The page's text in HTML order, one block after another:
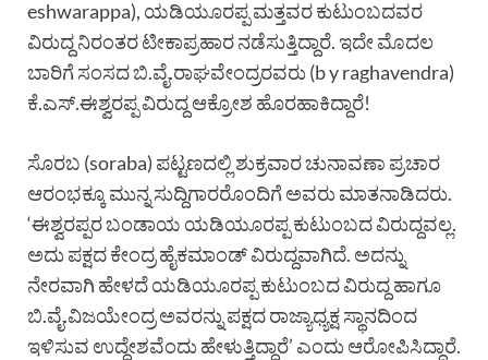
eshwarappa), ಯಡಿಯೂರಪ್ಪ ಮತ್ತವರ ಕುಟುಂಬದವರ
ವಿರುದ್ದ ನಿರಂತರ ಟೀಕಾಪ್ರಹಾರ ನಡೆಸುತ್ತಿದ್ದಾರೆ. ಇದೇ ಮೊದಲ
ಬಾರಿಗೆ ಸಂಸದ ಬಿ.ವೈ.ರಾಘವೇಂದ್ರರವರು (b y raghavendra)
ಕೆ.ಎಸ್.ಈಶ್ವರಪ್ಪ ವಿರುದ್ದ ಆಕ್ರೋಶ ಹೊರಹಾಕಿದ್ದಾರೆ!
ಸೊರಬ (soraba) ಪಟ್ಟಣದಲ್ಲಿ ಶುಕ್ರವಾರ ಚುನಾವಣಾ ಪ್ರಚಾರ
ಆರಂಭಕ್ಕೂ ಮುನ್ನ ಸುದ್ದಿಗಾರರೊಂದಿಗೆ ಅವರು ಮಾತನಾಡಿದರು.
‘ಈಶ್ವರಪ್ಪರ ಬಂಡಾಯ ಯಡಿಯೂರಪ್ಪ ಕುಟುಂಬದ ವಿರುದ್ದವಲ್ಲ.
ಅದು ಪಕ್ಷದ ಕೇಂದ್ರ ಹೈಕಮಾಂಡ್ ವಿರುದ್ದವಾಗಿದೆ. ಅದನ್ನು
ನೇರವಾಗಿ ಹೇಳದೆ ಯಡಿಯೂರಪ್ಪ ಕುಟುಂಬದ ವಿರುದ್ದ ಹಾಗೂ
ಬಿ.ವೈ.ವಿಜಯೇಂದ್ರ ಅವರನ್ನು ಪಕ್ಷದ ರಾಜ್ಯಾಧ್ಯಕ್ಷ ಸ್ಥಾನದಿಂದ
ಇಳಿಸುವ ಉದ್ದೇಶವೆಂದು ಹೇಳುತ್ತಿದ್ದಾರೆ’ ಎಂದು ಆರೋಪಿಸಿದ್ಧಾರೆ.